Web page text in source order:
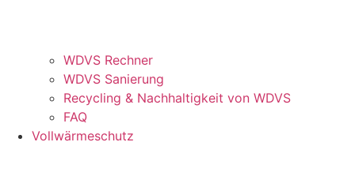
WDVS Rechner
WDVS Sanierung
Recycling & Nachhaltigkeit von WDVS
FAQ
Vollwärmeschutz